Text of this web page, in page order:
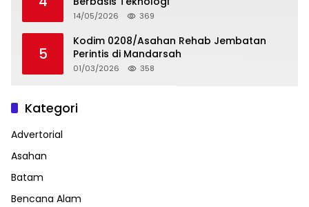
14/05/2026 369
5
Kodim 0208/Asahan Rehab Jembatan
Perintis di Mandarsah
01/03/2026 358
Kategori
Advertorial
Asahan
Batam
Bencana Alam